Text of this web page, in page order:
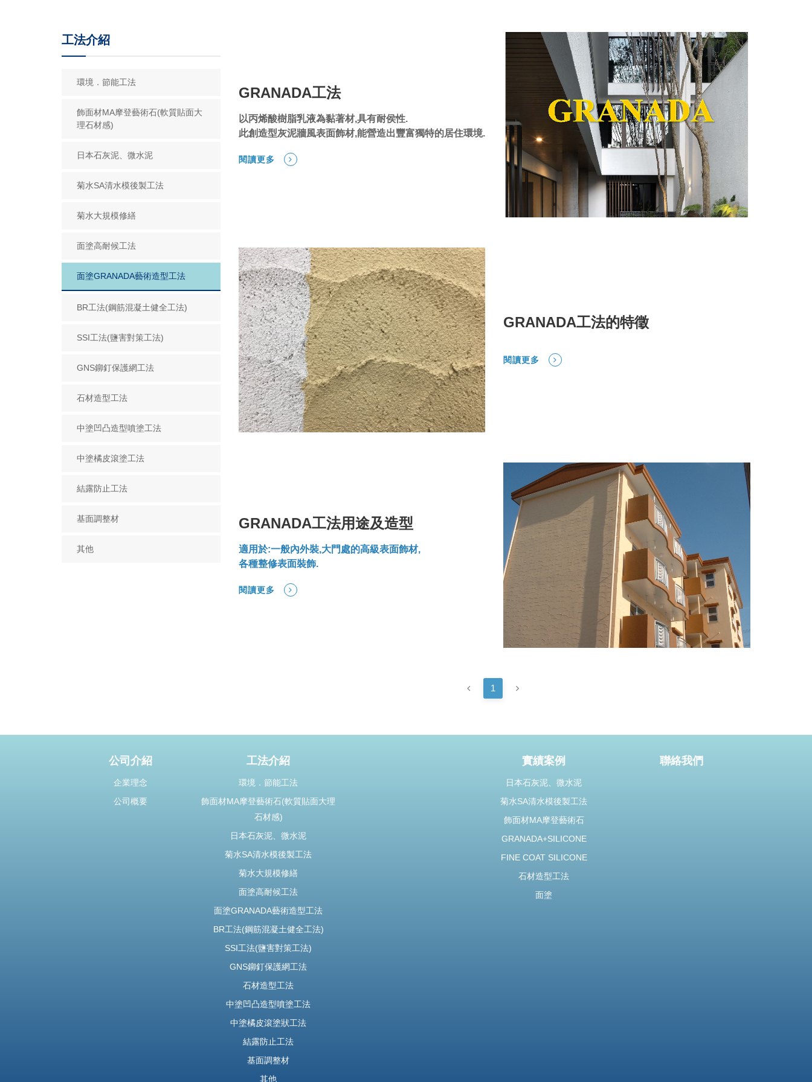
工法介紹
環境．節能工法
飾面材MA摩登藝術石(軟質貼面大
理石材感)
日本石灰泥、微水泥
菊水SA清水模後製工法
菊水大規模修繕
面塗高耐候工法
面塗GRANADA藝術造型工法
BR工法(鋼筋混凝土健全工法)
SSI工法(鹽害對策工法)
GNS鉚釘保護網工法
石材造型工法
中塗凹凸造型噴塗工法
中塗橘皮滾塗工法
結露防止工法
基面調整材
其他
GRANADA工法
以丙烯酸樹脂乳液為黏著材,具有耐侯性.
此創造型灰泥牆風表面飾材,能營造出豐富獨特的居住環境.
閱讀更多
GRANADA工法的特徵
閱讀更多
GRANADA工法用途及造型
適用於:一般內外裝,大門處的高級表面飾材,
各種整修表面裝飾.
閱讀更多
1
公司介紹
企業理念
公司概要
工法介紹
環境．節能工法
飾面材MA摩登藝術石(軟質貼面大理
石材感)
日本石灰泥、微水泥
菊水SA清水模後製工法
菊水大規模修繕
面塗高耐候工法
面塗GRANADA藝術造型工法
BR工法(鋼筋混凝土健全工法)
SSI工法(鹽害對策工法)
GNS鉚釘保護網工法
石材造型工法
中塗凹凸造型噴塗工法
中塗橘皮滾塗狀工法
結露防止工法
基面調整材
其他
實績案例
日本石灰泥、微水泥
菊水SA清水模後製工法
飾面材MA摩登藝術石
GRANADA+SILICONE
FINE COAT SILICONE
石材造型工法
面塗
聯絡我們